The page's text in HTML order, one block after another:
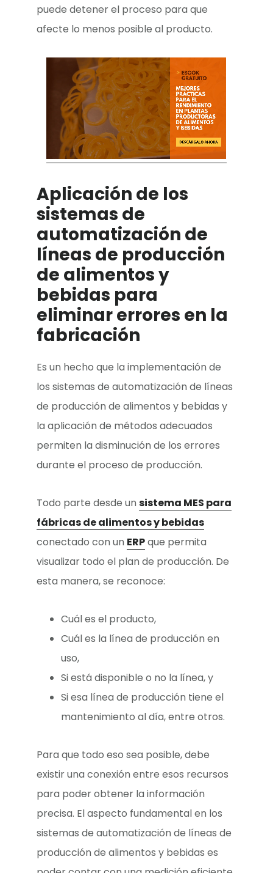
puede detener el proceso para que
afecte lo menos posible al producto.
Aplicación de los
sistemas de
automatización de
líneas de producción
de alimentos y
bebidas para
eliminar errores en la
fabricación
Es un hecho que la implementación de
los sistemas de automatización de líneas
de producción de alimentos y bebidas y
la aplicación de métodos adecuados
permiten la disminución de los errores
durante el proceso de producción.
Todo parte desde un sistema MES para
fábricas de alimentos y bebidas
conectado con un ERPque permita
visualizar todo el plan de producción. De
esta manera, se reconoce:
Cuál es el producto,
Cuál es la línea de producción en
uso,
Si está disponible o no la línea, y
Si esa línea de producción tiene el
mantenimiento al día, entre otros.
Para que todo eso sea posible, debe
existir una conexión entre esos recursos
para poder obtener la información
precisa. El aspecto fundamental en los
sistemas de automatización de líneas de
producción de alimentos y bebidas es